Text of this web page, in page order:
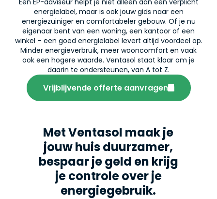
energielabel, maar is ook jouw gids naar een
energiezuiniger en comfortabeler gebouw. Of je nu
eigenaar bent van een woning, een kantoor of een
winkel – een goed energielabel levert altijd voordeel op.
Minder energieverbruik, meer wooncomfort en vaak
ook een hogere waarde. Ventasol staat klaar om je
daarin te ondersteunen, van A tot Z.
Vrijblijvende offerte aanvragen
Met Ventasol maak je
jouw huis duurzamer,
bespaar je geld en krijg
je controle over je
energiegebruik.